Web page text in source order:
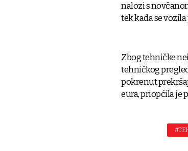
nalozi s
tek kada se
Zbog tehničke
tehničkog
pokrenut
eura, priopćila je